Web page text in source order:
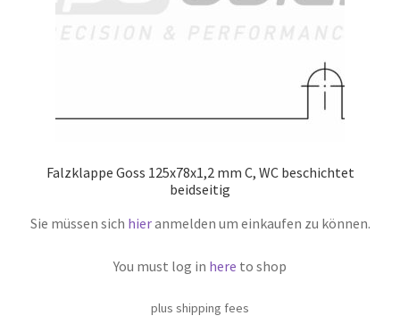
Falzklappe Goss 125x78x1,2 mm C, WC beschichtet
beidseitig
Sie müssen sich hieranmelden um einkaufen zu können.
You must log in here to shop
plus shipping fees